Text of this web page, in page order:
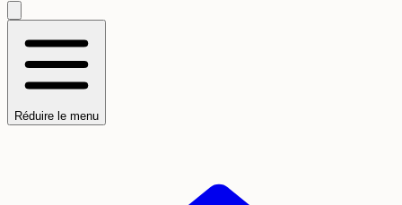
Réduire le menu